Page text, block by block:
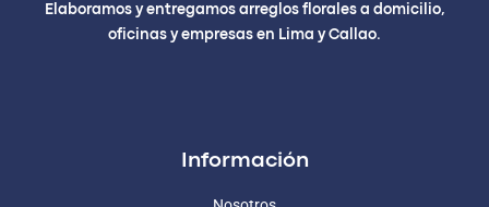
Elaboramos y entregamos arreglos florales a domicilio,
oficinas y empresas en Lima y Callao.
Información